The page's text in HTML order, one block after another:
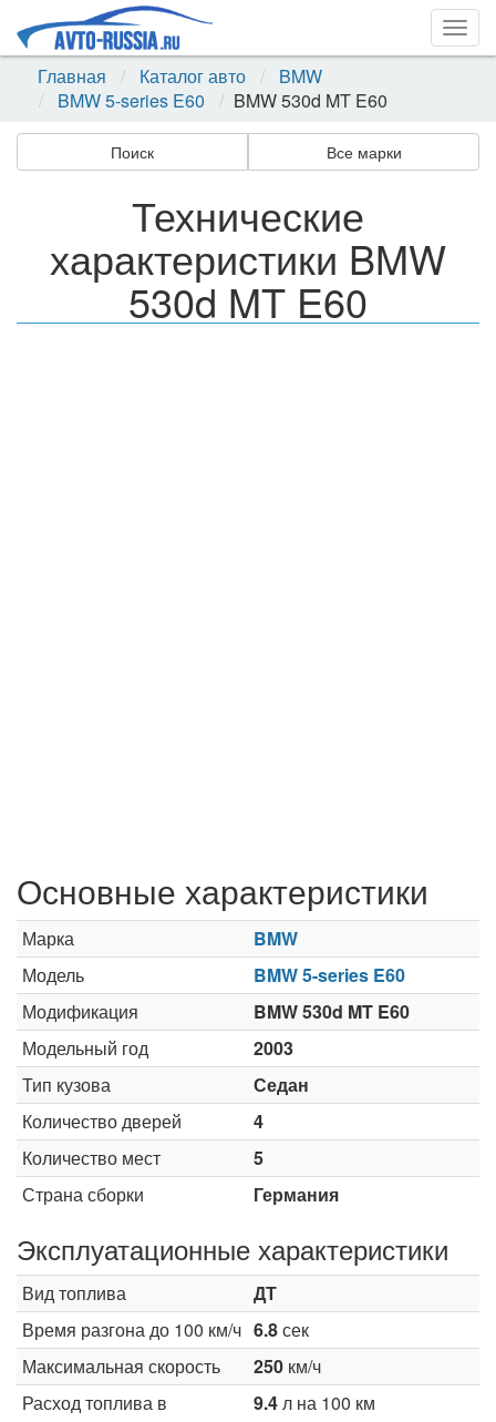
Главная
Каталог авто
BMW
BMW 5-series E60
BMW 530d MT E60
Поиск Все марки
Технические
характеристики BMW
530d MT E60
Основные характеристики
Марка
BMW
Модель
BMW 5-series E60
Модификация
BMW 530d MT E60
Модельный год
2003
Тип кузова
Седан
Количество дверей
4
Количество мест
5
Страна сборки
Германия
Эксплуатационные характеристики
Вид топлива
ДТ
Время разгона до 100 км/ч 6.8сек
Максимальная скорость
250 км/ч
Расход топлива в
9.4л на 100 км